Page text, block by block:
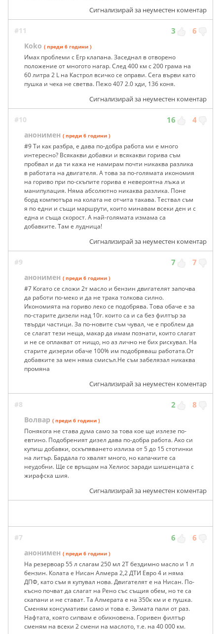
Сигнализирай за неуместен коментар
#11 3 6
Koko ( преди 6 години )
Имах проблеми с Егр клапана. Заседнал в отворено
положение от многото нагар. След 400 км с 200 грама на
60 литра 2 L на Кастрол всичко се оправи. Сега върви като
пушка и чека не светва. Пежо 407 2.0 хди, 136 коня.
Сигнализирай за неуместен коментар
#10 16 4
анонимен ( преди 6 години )
#9 Ти как разбра, е дава по-добра работа ми е много
интересно? Всякакви добавки и всякакви горива съм
пробвал и да ти кажа не намирам почти никаква разлика
в работата на двигателя. А това за по-голямата икономия
на гориво при по-скъпите горива е невероятна лъжа и
манипулация. Няма абсолютно никаква разлика. Поне
борд компютъра на колата не отчита такава. Тествал съм
я по едни и същи маршрути, които минавам всеки ден и с
една и съща скорост. А най-голямата измама са
добавките. Там е лудница!
Сигнализирай за неуместен коментар
#9 7 7
анонимен ( преди 6 години )
#7 Когато се сложи 2т масло и бензин двигателят започва
да работи по-меко и да не трака толкова силно.
Икономията на гориво леко се подобрява. Това обаче е за
по-старите дизели над 10г. които са и са без филтър за
твърди частици. За по-новите съм чувал, че е проблем да
се слагат тези неща, макар да имам познати, които слагат
и не се оплакват от нищо, но аз лично не бих рискувал. На
старите дизерли обаче 100% им подобряваш работата.От
добавките за мен няма смисъл.Не съм забелязал никаква
промяна
Сигнализирай за неуместен коментар
#8 2 8
Волвар ( преди 6 години )
Понякога не става дума само за това кое ще излезе по-
евтино. Подобреният дизел дава по-добра работа. Ако си
купиш добавки, оскъпяването излиза от 5 до 15 стотинки
на литър. Бардала го хвалят много, но капачките са
неудобни. Ще се връщам на Хелиос заради шишенцата с
жирафска шия.
Сигнализирай за неуместен коментар
#7 6 6
анонимен ( преди 6 години )
На резервоар 55 л слагам 250 мл 2Т бездимно масло и 1 л
бензин. Колата е Нисан Алмера 2,2 ДТИ Евро 4 и няма
ДПФ, като съм я купувал нова. Двигателят е на Нисан. По-
късно почват да слагат на Рено със същия обем, но те са
скапани и не стават. Та Алмерата е на 350к км и е пушка.
Сменям консумативи само и това е. Зимата пали от раз.
Нафтата, която сипвам е обикновена. Горивен филтър
сменям на всеки 2 смени на маслото, т.е. на 40 000 км.